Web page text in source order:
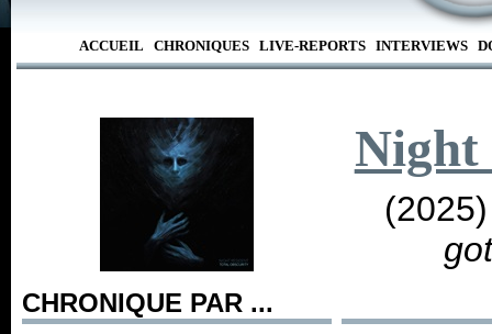
ACCUEIL CHRONIQUES LIVE-REPORTS INTERVIEWS
CHRONIQUE PAR ...
Night